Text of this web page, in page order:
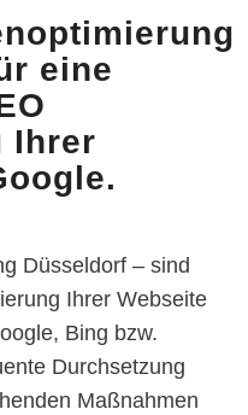
eine
Ihrer
Düsseldorf – sind
Ihrer Webseite
Bing bzw.
Durchsetzung
Maßnahmen